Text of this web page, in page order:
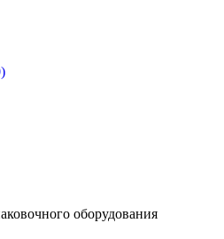
оборудования